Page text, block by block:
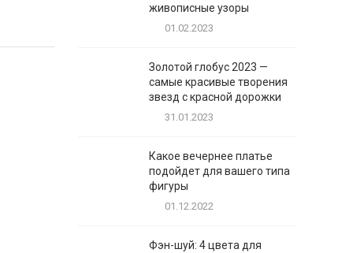
живописные узоры
01.02.2023
Золотой глобус 2023 —
самые красивые творения
звезд с красной дорожки
31.01.2023
Какое вечернее платье
подойдет для вашего типа
фигуры
01.12.2022
Фэн-шуй: 4 цвета для